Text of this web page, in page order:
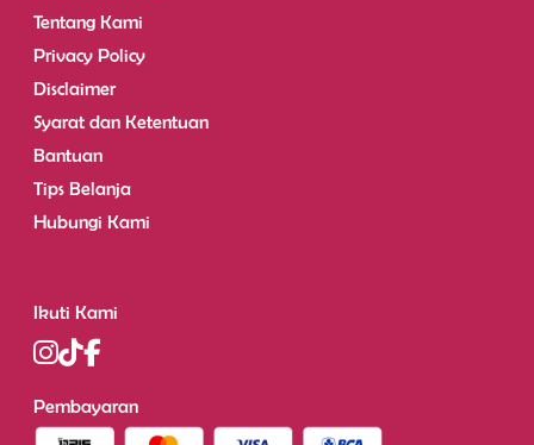
Tentang Kami
Privacy Policy
Disclaimer
Syarat dan Ketentuan
Bantuan
Tips Belanja
Hubungi Kami
Ikuti Kami
Pembayaran